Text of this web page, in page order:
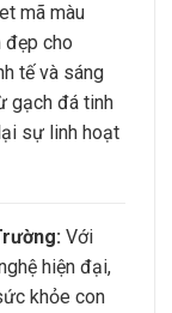
mã màu
đẹp cho
tế và sáng
gạch đá tinh
sự linh hoạt
Với
hiện đại,
khỏe con